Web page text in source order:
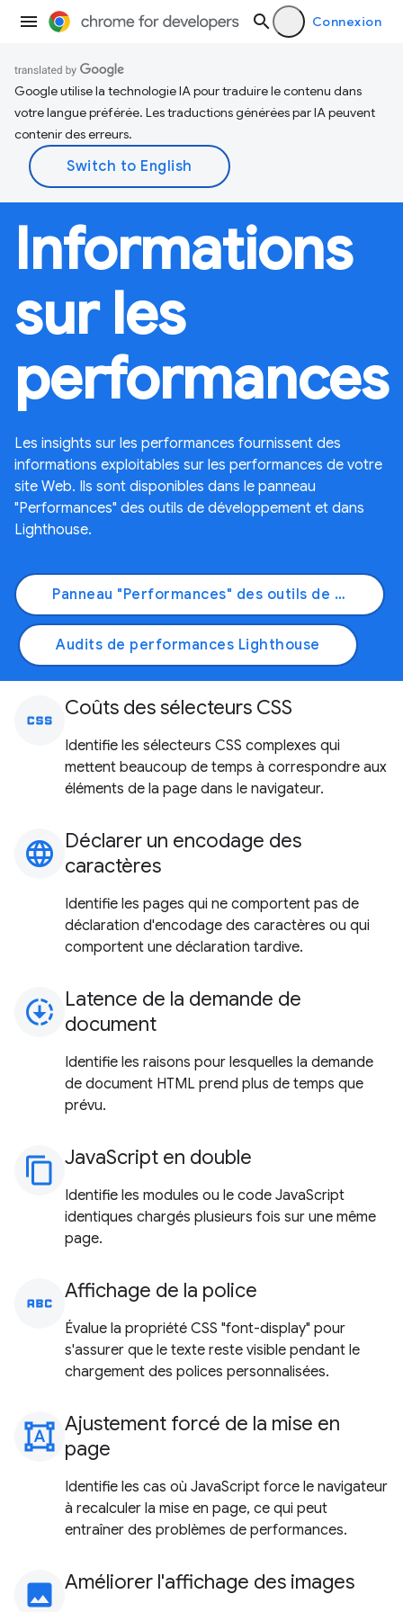
Connexion
Google utilise la technologie IA pour traduire le contenu dans
votre langue préférée. Les traductions générées par IA peuvent
contenir des erreurs.
Informations
sur les
performances
Les insights sur les performances fournissent des
informations exploitables sur les performances de votre
site Web. Ils sont disponibles dans le panneau
"Performances" des outils de développement et dans
Lighthouse.
Panneau "Performances" des outils de développement
Audits de performances Lighthouse
css Coûts des sélecteurs CSS
Identifie les sélecteurs CSS complexes qui
mettent beaucoup de temps à correspondre aux
éléments de la page dans le navigateur.
language Déclarer un encodage des
caractères
Identifie les pages qui ne comportent pas de
déclaration d'encodage des caractères ou qui
comportent une déclaration tardive.
downloading Latence de la demande de
document
Identifie les raisons pour lesquelles la demande
de document HTML prend plus de temps que
prévu.
content_copy JavaScript en double
Identifie les modules ou le code JavaScript
identiques chargés plusieurs fois sur une même
page.
abc Affichage de la police
Évalue la propriété CSS "font-display" pour
s'assurer que le texte reste visible pendant le
chargement des polices personnalisées.
format_shapes Ajustement forcé de la mise en
page
Identifie les cas où JavaScript force le navigateur
à recalculer la mise en page, ce qui peut
entraîner des problèmes de performances.
image Améliorer l'affichage des images